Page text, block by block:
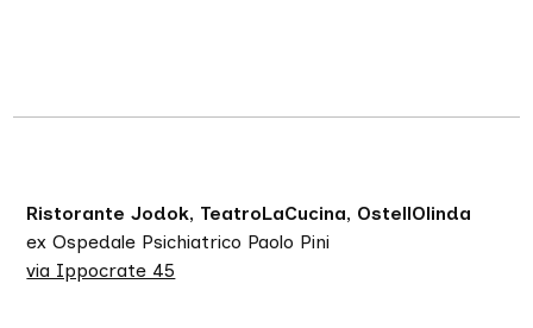
Ristorante Jodok, TeatroLaCucina, OstellOlinda
ex Ospedale Psichiatrico Paolo Pini
via Ippocrate 45